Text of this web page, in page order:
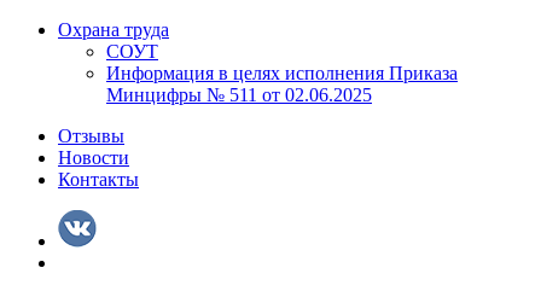
Охрана труда
СОУТ
Информация в целях исполнения Приказа
Минцифры № 511 от 02.06.2025
Отзывы
Новости
Контакты